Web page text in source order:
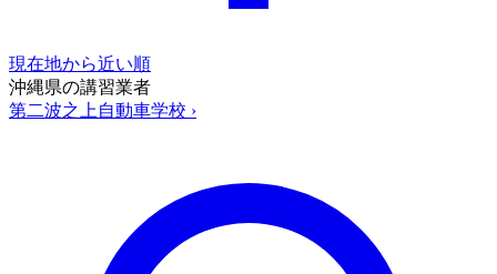
現在地から近い順
沖縄県の講習業者
第二波之上自動車学校 ›